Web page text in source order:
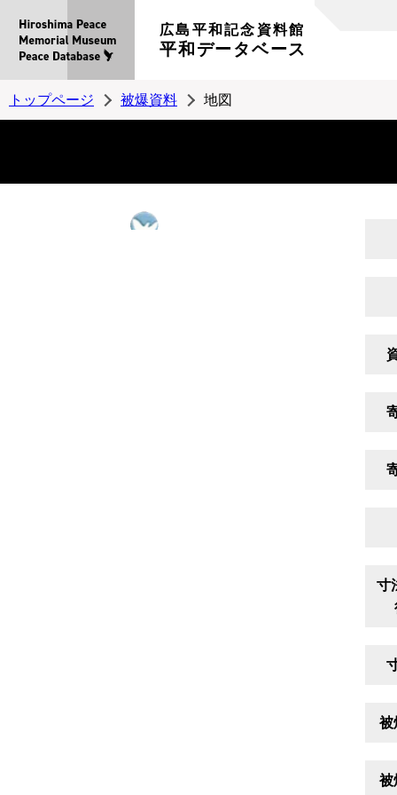
広島平和記念資料館
平和データベース
トップページ 被爆資料 地図
寸
被
被